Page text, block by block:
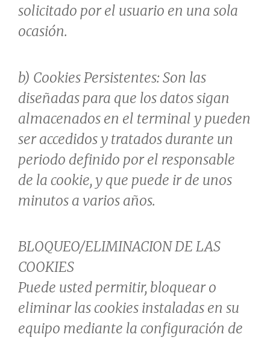
solicitado por el usuario en una sola
ocasión.
b) Cookies Persistentes: Son las
diseñadas para que los datos sigan
almacenados en el terminal y pueden
ser accedidos y tratados durante un
periodo definido por el responsable
de la cookie, y que puede ir de unos
minutos a varios años.
BLOQUEO/ELIMINACION DE LAS
COOKIES
Puede usted permitir, bloquear o
eliminar las cookies instaladas en su
equipo mediante la configuración de